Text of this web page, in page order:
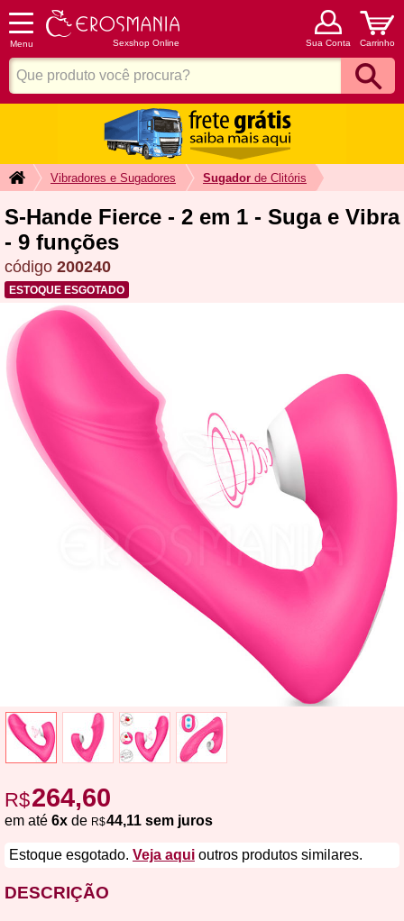
Menu Sexshop Online Sua Conta Carrinho
Vibradores e Sugadores Sugador de Clitóris
S-Hande Fierce - 2 em 1 - Suga e Vibra
- 9 funções
código 200240
ESTOQUE ESGOTADO
R$264,60
em até 6x de R$44,11 sem juros
Estoque esgotado. Veja aqui outros produtos similares.
DESCRIÇÃO